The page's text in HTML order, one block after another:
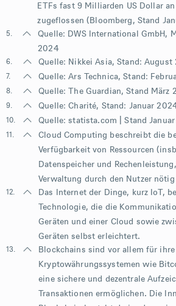
ETFs fast 9 Milliarden US Dollar
zugeflossen (Bloomberg, Stand
5.
Quelle: DWS International GmbH,
2024
6. Quelle: Nikkei Asia, Stand: August
7. Quelle:Ars Technica, Stand:
8. Quelle:The Guardian, Stand März
9. Quelle:Charité, Stand: Januar
10. Quelle:statista.com | Stand
11.
Cloud Computing beschreibt die
Verfügbarkeit von Ressourcen
Datenspeicher und
Verwaltung durch den Nutzer
12.
Das Internet der Dinge, kurz IoT,
Technologie, die die
Geräten und einer Cloud sowie
Geräten selbst erleichtert.
13.
Blockchains sind vor allem für ihre
Kryptowährungssystemen wie
eine sichere und dezentrale
Transaktionen ermöglichen. Die